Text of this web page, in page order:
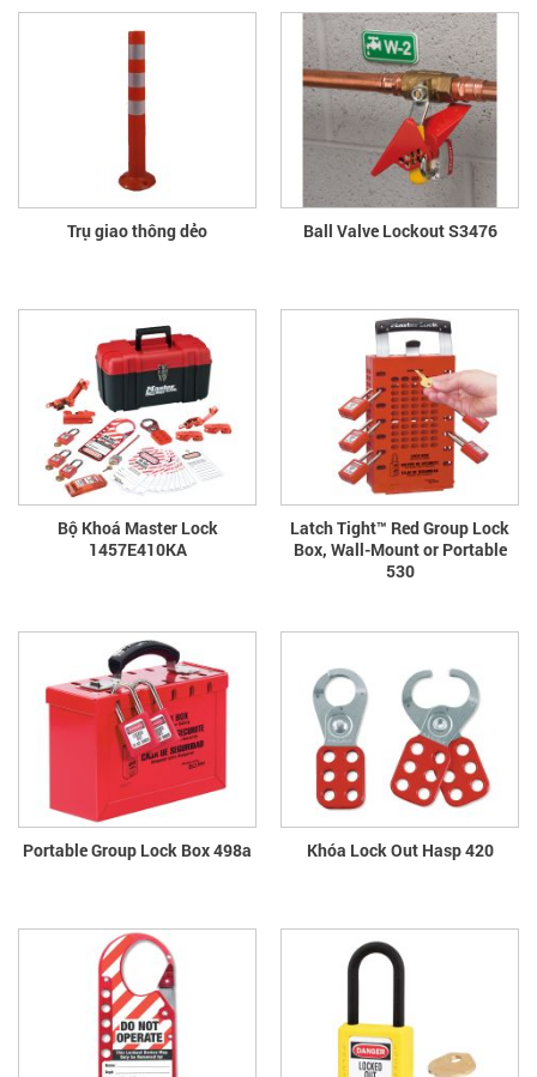
Trụ giao thông dẻo Ball Valve Lockout S3476
Bộ Khoá Master Lock
1457E410KA
Latch Tight™ Red Group Lock
Box, Wall-Mount or Portable
530
Portable Group Lock Box 498a Khóa Lock Out Hasp 420